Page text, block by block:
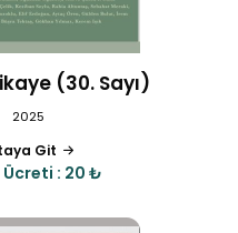
(30. Sayı)
2025
Git
: 20 ₺